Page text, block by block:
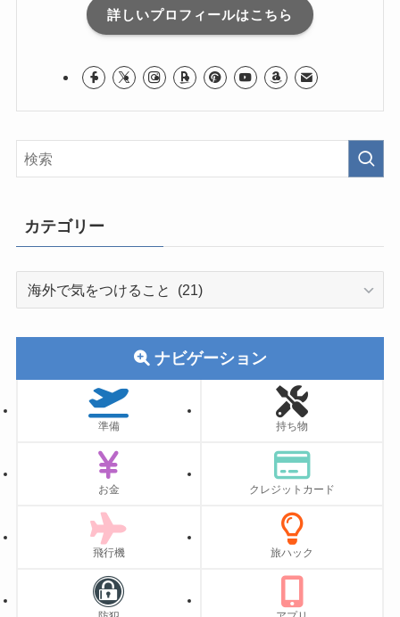
詳しいプロフィールはこちら
カテゴリー
カ
ナビゲーション
準備 持ち物
お金 クレジットカード
飛行機 旅ハック